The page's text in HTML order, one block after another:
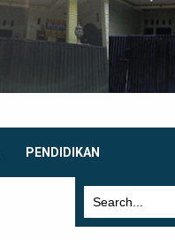
PENDIDIKAN